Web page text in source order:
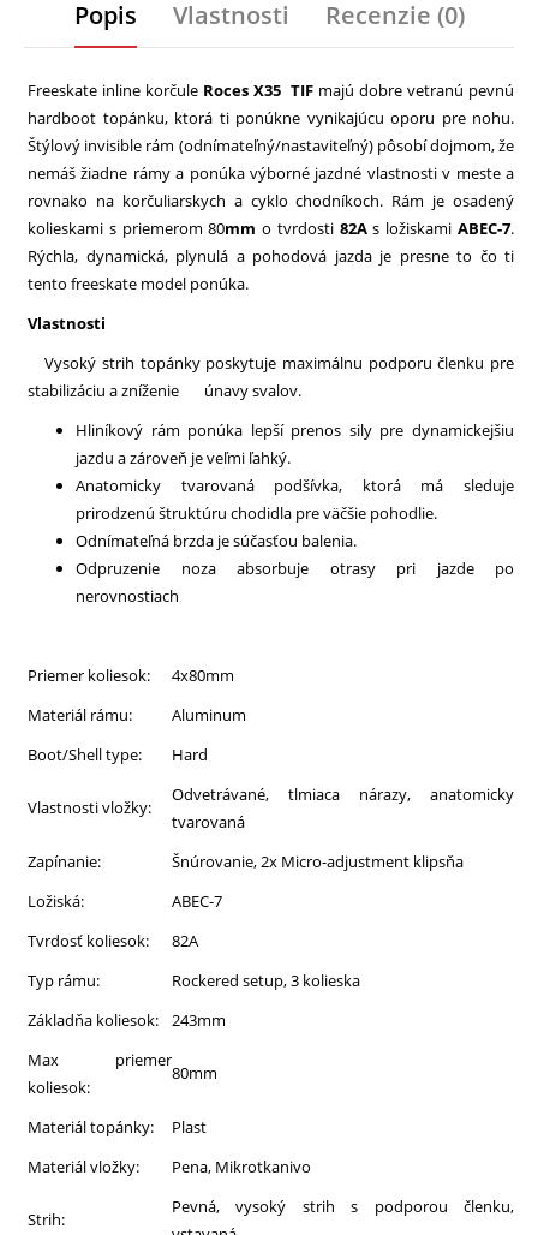
Popis Vlastnosti Recenzie (0)
Freeskate inline korčule Roces X35 TIF majú dobre vetranú pevnú
hardboot topánku, ktorá ti ponúkne vynikajúcu oporu pre nohu.
Štýlový invisible rám (odnímateľný/nastaviteľný) pôsobí dojmom, že
nemáš žiadne rámy a ponúka výborné jazdné vlastnosti v meste a
rovnako na korčuliarskych a cyklo chodníkoch. Rám je osadený
kolieskami s priemerom 80mm o tvrdosti 82As ložiskamiABEC-7.
Rýchla, dynamická, plynulá a pohodová jazda je presne to čo ti
tento freeskate model ponúka.
Vlastnosti
Vysoký strih topánky poskytuje maximálnu podporu členku pre
stabilizáciu a zníženie únavy svalov.
Hliníkový rám ponúka lepší prenos sily pre dynamickejšiu
jazdu a zároveň je veľmi ľahký.
Anatomicky tvarovaná podšívka, ktorá má sleduje
prirodzenú štruktúru chodidla pre väčšie pohodlie.
Odnímateľná brzda je súčasťou balenia.
Odpruzenie noza absorbuje otrasy pri jazde po
nerovnostiach
Priemer koliesok:
4x80mm
Materiál rámu:
Aluminum
Boot/Shell type:
Hard
Vlastnosti vložky:
Odvetrávané, tlmiaca nárazy, anatomicky
tvarovaná
Zapínanie:
Šnúrovanie, 2x Micro-adjustment klipsňa
Ložiská:
ABEC-7
Tvrdosť koliesok:
82A
Typ rámu:
Rockered setup, 3 kolieska
Základňa koliesok:
243mm
Max priemer
koliesok:
80mm
Materiál topánky:
Plast
Materiál vložky:
Pena, Mikrotkanivo
Strih:
Pevná, vysoký strih s podporou členku,